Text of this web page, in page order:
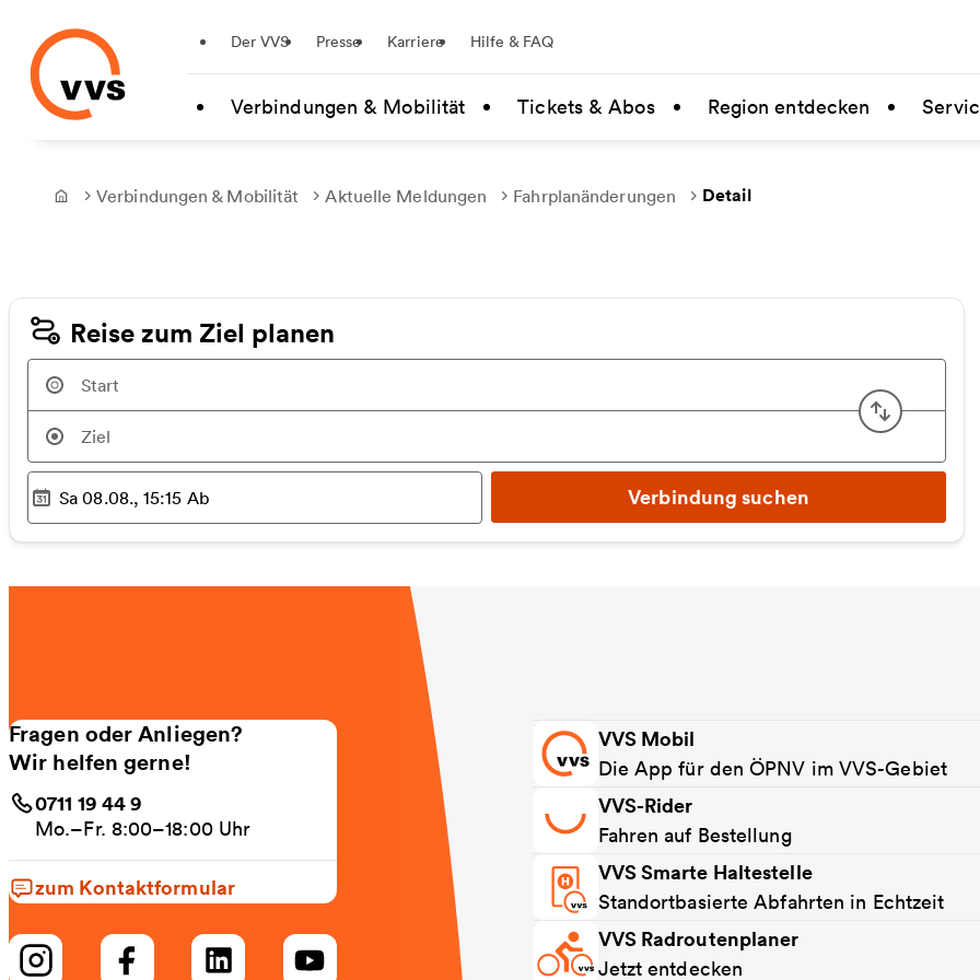
Zum Hauptinhalt springen
Der VVS Presse Karriere Hilfe & FAQ
Verbindungen & Mobilität Tickets & Abos Region entdecken
Frontpage
Verbindungen & Mobilität Aktuelle Meldungen Fahrplanänderungen Detail
Reise zum Ziel planen
Start
Ausgewählter Zeitpunkt
Sa 08.08., 15:15 Ab Verbindung suchen
Fragen oder Anliegen?
Wir helfen gerne!
0711 19 44 9
Mo.–Fr. 8:00–18:00 Uhr
zum Kontaktformular
VVS Mobil
Die App für den ÖPNV im VVS-Gebiet
VVS-Rider
Fahren auf Bestellung
VVS Smarte Haltestelle
Standortbasierte Abfahrten in Echtzeit
VVS Radroutenplaner
Jetzt entdecken